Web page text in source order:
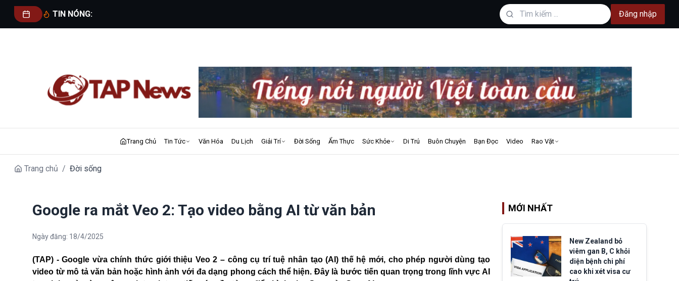
TIN NÓNG: Đăng nhập
Trang Chủ Tin Tức Văn Hóa Du Lịch Giải Trí Đời Sống Ẩm Thực Sức Khỏe Di Trú Buôn Chuyện Bạn Đọc Video Rao Vặt
Trang chủ / Đời sống
Google ra mắt Veo 2: Tạo video bằng AI từ văn bản
Ngày đăng: 18/4/2025
(TAP) - Google vừa chính thức giới thiệu Veo 2 – công cụ trí tuệ nhân tạo (AI) thế hệ mới, cho phép người dùng tạo
video từ mô tả văn bản hoặc hình ảnh với đa dạng phong cách thể hiện. Đây là bước tiến quan trọng trong lĩnh vực AI
MỚI NHẤT
New Zealand bỏ
viêm gan B, C khỏi
diện bệnh chi phí
cao khi xét visa cư